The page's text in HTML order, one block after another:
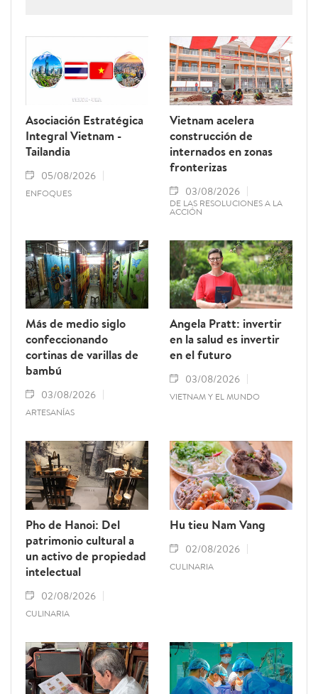
de sus principales disposiciones, el
documento instituye el 15 de octubre de
cada año como el Día del Ciudadano Digital
de Vietnam.
Asociación Estratégica
Integral Vietnam -
Tailandia
05/08/2026
ENFOQUES
Vietnam acelera
construcción de
internados en zonas
fronterizas
03/08/2026
DE LAS RESOLUCIONES A LA
ACCIÓN
Más de medio siglo
confeccionando
cortinas de varillas de
bambú
03/08/2026
ARTESANÍAS
Angela Pratt: invertir
en la salud es invertir
en el futuro
03/08/2026
VIETNAM Y EL MUNDO
Pho de Hanoi: Del
patrimonio cultural a
un activo de propiedad
intelectual
02/08/2026
CULINARIA
Hu tieu Nam Vang
02/08/2026
CULINARIA